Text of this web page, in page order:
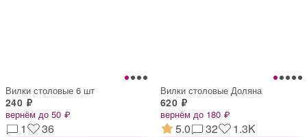
Вилки столовые 6 шт
240 ₽
вернём до 50 ₽
1 36
Вилки столовые Доляна
620 ₽
вернём до 180 ₽
5.0 32 1.3K